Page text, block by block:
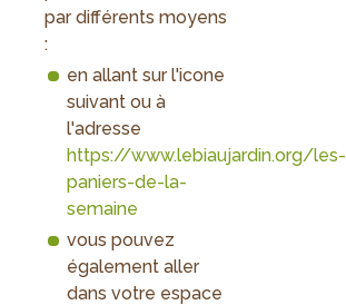
par différents moyens
:
en allant sur l'icone
suivant ou à
l'adresse
https://www.lebiaujardin.org/les-
paniers-de-la-
semaine
vous pouvez
également aller
dans votre espace